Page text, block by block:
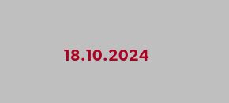
18.10.2024